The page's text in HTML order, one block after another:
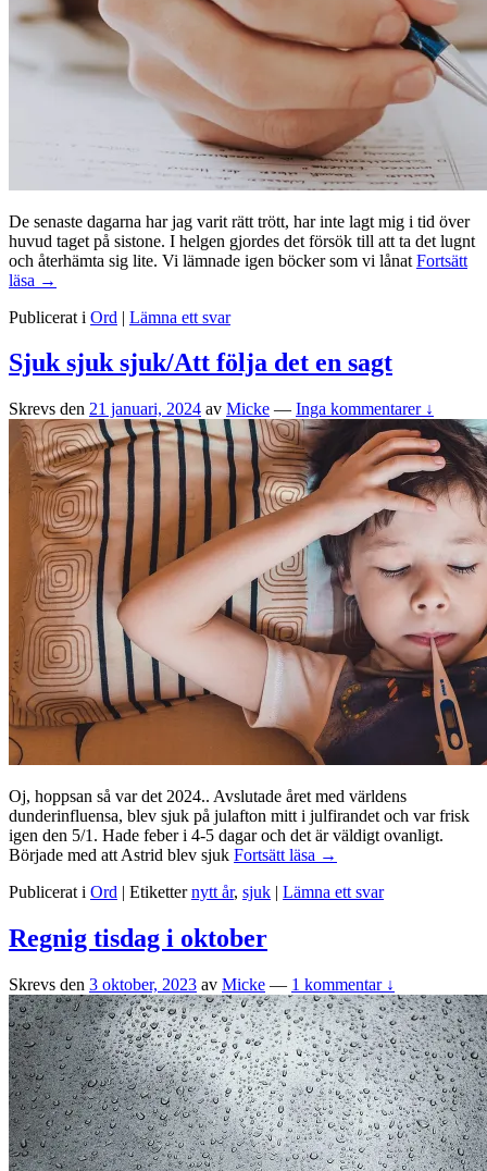
De senaste dagarna har jag varit rätt trött, har inte lagt mig i tid över
huvud taget på sistone. I helgen gjordes det försök till att ta det lugnt
och återhämta sig lite. Vi lämnade igen böcker som vi lånat Fortsätt
läsa Mental
→
Publicerat i Ord | Lämna ett svar
Sjuk sjuk sjuk/Att följa det en sagt
Skrevs den 21 januari, 2024 av Micke — Inga kommentarer ↓
Oj, hoppsan så var det 2024.. Avslutade året med världens
dunderinfluensa, blev sjuk på julafton mitt i julfirandet och var frisk
igen den 5/1. Hade feber i 4-5 dagar och det är väldigt ovanligt.
Började med att Astrid blev sjuk Fortsätt läsa Sjuk
sjuk/Att
→
Publicerat i Ord | Etiketter nytt år, sjuk | Lämna ett svar
Regnig tisdag i oktober
Skrevs den 3 oktober, 2023 av Micke — 1 kommentar ↓